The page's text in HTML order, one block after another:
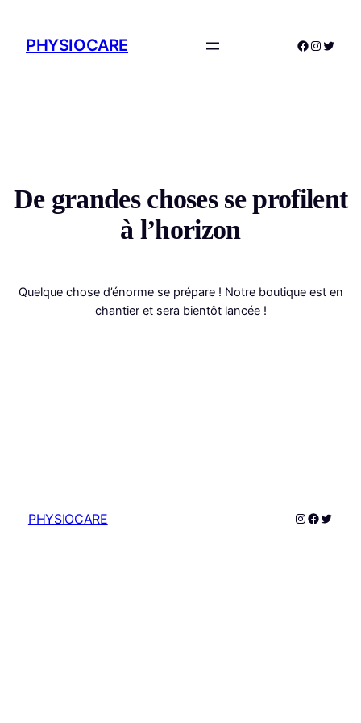
PHYSIOCARE Facebook
De grandes choses se profilent
à l’horizon
Quelque chose d’énorme se prépare ! Notre boutique est en
chantier et sera bientôt lancée !
PHYSIOCARE Instagram